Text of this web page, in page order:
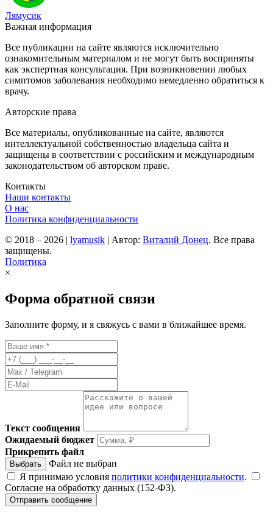
Лямусик
Важная информация
Все публикации на сайте являются исключительно
ознакомительным материалом и не могут быть восприняты
как экспертная консультация. При возникновении любых
симптомов заболевания необходимо немедленно обратиться к
врачу.
Авторские права
Все материалы, опубликованные на сайте, являются
интеллектуальной собственностью владельца сайта и
защищены в соответствии с российским и международным
законодательством об авторском праве.
Контакты
Наши контакты
О нас
Политика конфиденциальности
© 2018 – 2026 | lyamusik | Автор: Виталий Донец. Все права
защищены.
Политика
×
Форма обратной связи
Заполните форму, и я свяжусь с вами в ближайшее время.
Текст сообщения
Ожидаемый бюджет
Прикрепить файл
Выбрать
Файл не выбран
Я принимаю условия политики конфиденциальности.
Согласие на обработку данных (152-ФЗ).
Отправить сообщение